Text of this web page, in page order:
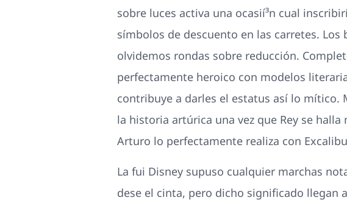
sobre luces activa una ocasií³n cual
símbolos de descuento en las carretes.
olvidemos rondas sobre reducción.
perfectamente heroico con modelos
contribuye a darles el estatus así­ lo mítico.
la historia artúrica una vez que Rey se
Arturo lo perfectamente realiza con
La fui Disney supuso cualquier marchas
dese el cinta, pero dicho significado llegan